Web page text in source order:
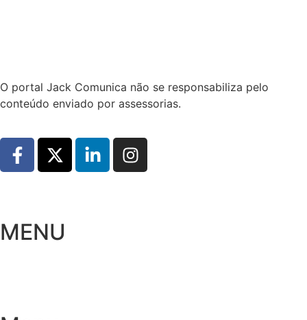
O portal Jack Comunica não se responsabiliza pelo
conteúdo enviado por assessorias.
MENU